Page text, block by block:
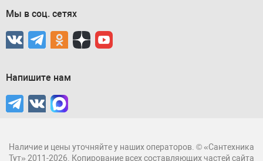
Мы в соц. сетях
Напишите нам
Наличие и цены уточняйте у наших операторов. © «Сантехника
Тут» 2011-2026. Копирование всех составляющих частей сайта